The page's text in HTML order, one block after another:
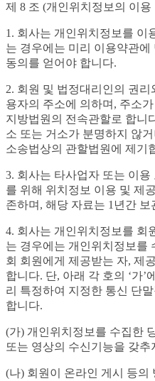
제 8 조 (개인위치정보의 이용
1. 회사는 개인위치정보를 이
는 경우에는 미리 이용약관
동의를 얻어야 합니다.
2. 회원 및 법정대리인의 권리
용자의 주소에 의하며, 주소
지방법원의 전속관할로 합니
소 또는 거소가 분명하지 않
소송법상의 관할법원에 제기
3. 회사는 타사업자 또는 이용
를 위해 위치정보 이용 및 제
존하며, 해당 자료는 1년간 보
4. 회사는 개인위치정보를 회
는 경우에는 개인위치정보를
회 회원에게 제공받는 자, 제
합니다. 단, 아래 각 호의 ‘가’
리 특정하여 지정한 통신 단
합니다.
(가) 개인위치정보를 수집한
또는 영상의 수신기능을 갖추
(나) 회원이 온라인 게시 등의